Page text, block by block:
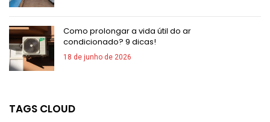
Como prolongar a vida útil do ar
condicionado? 9 dicas!
18 de junho de 2026
TAGS CLOUD